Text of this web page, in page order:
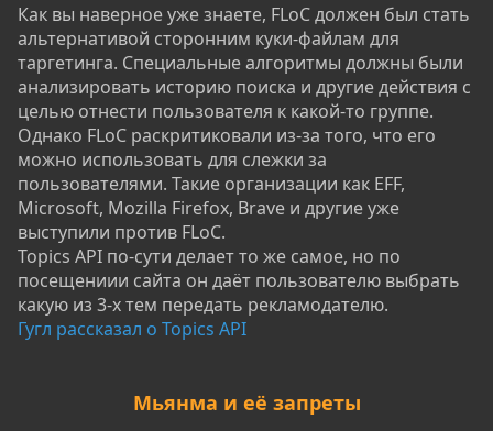
Как вы наверное уже знаете, FLoC должен был стать
альтернативой сторонним куки-файлам для
таргетинга. Специальные алгоритмы должны были
анализировать историю поиска и другие действия с
целью отнести пользователя к какой-то группе.
Однако FLoC раскритиковали из-за того, что его
можно использовать для слежки за
пользователями. Такие организации как EFF,
Microsoft, Mozilla Firefox, Brave и другие уже
выступили против FLoC.
Topics API по-сути делает то же самое, но по
поcещениии сайта он даёт пользователю выбрать
какую из 3-х тем передать рекламодателю.
Гугл рассказал о Topics API
Мьянма и её запреты